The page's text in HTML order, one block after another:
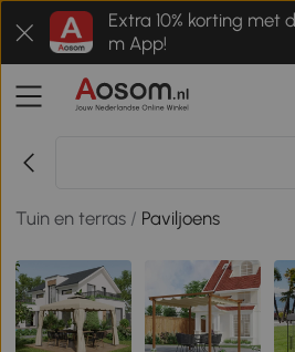
Extra 10% korting met
m App!
Tuin en terras / Paviljoens